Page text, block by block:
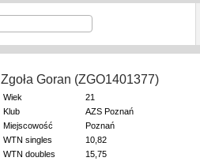
Zgoła Goran (ZGO1401377)
Wiek
21
Klub
AZS Poznań
Miejscowość
Poznań
WTN singles
10,82
WTN doubles
15,75